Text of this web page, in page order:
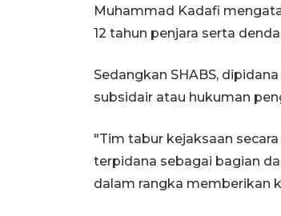
Muhammad Kadafi
12 tahun penjara serta
Sedangkan SHABS,
subsidair atau hukuman
"Tim tabur kejaksaan
terpidana sebagai bagian
dalam rangka memberikan